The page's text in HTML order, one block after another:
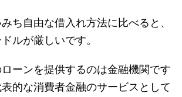
ち自由な借入れ方法に比べると、
ルが厳しいです。
ーンを提供するのは金融機関です
的な消費者金融のサービスとして